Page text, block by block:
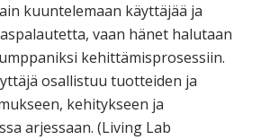
kuuntelemaan käyttäjää ja
vaan hänet halutaan
kehittämisprosessiin.
osallistuu tuotteiden ja
kehitykseen ja
arjessaan. (Living Lab